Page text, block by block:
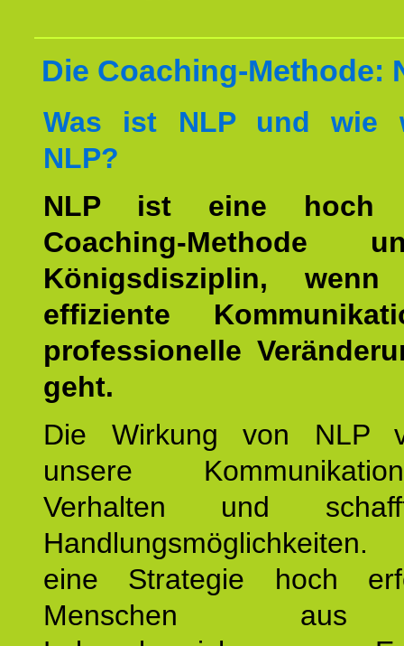
Die Coaching-Methode:
Was ist NLP und wie
NLP?
NLP ist eine hoch
Coaching-Methode
Königsdisziplin,
effiziente
professionelle
geht.
Die Wirkung von NLP
unsere
Verhalten und
eine Strategie hoch
Menschen